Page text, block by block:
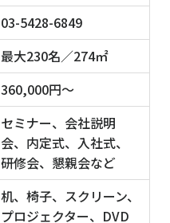
03-5428-6849
最大230名／274㎡
360,000円〜
セミナー、会社説明
会、内定式、入社式、
研修会、懇親会など
机、椅子、スクリーン、
プロジェクター、DVD